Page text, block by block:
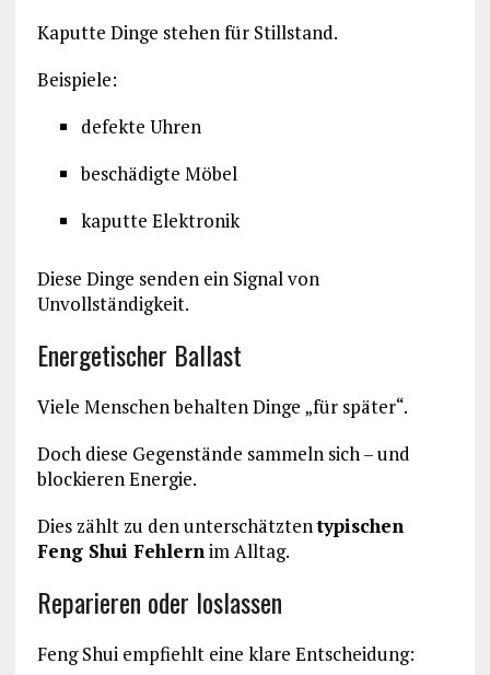
Kaputte Dinge stehen für Stillstand.
Beispiele:
defekte Uhren
beschädigte Möbel
kaputte Elektronik
Diese Dinge senden ein Signal von
Unvollständigkeit.
Energetischer Ballast
Viele Menschen behalten Dinge „für später“.
Doch diese Gegenstände sammeln sich – und
blockieren Energie.
Dies zählt zu den unterschätztentypischen
Feng Shui Fehlernim Alltag.
Reparieren oder loslassen
Feng Shui empfiehlt eine klare Entscheidung: